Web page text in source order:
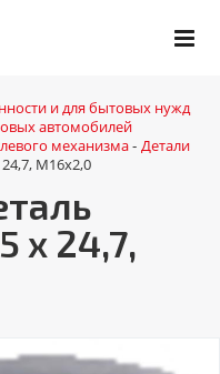
и для бытовых нужд
автомобилей
механизма - Детали
M16x2,0
x 24,7,